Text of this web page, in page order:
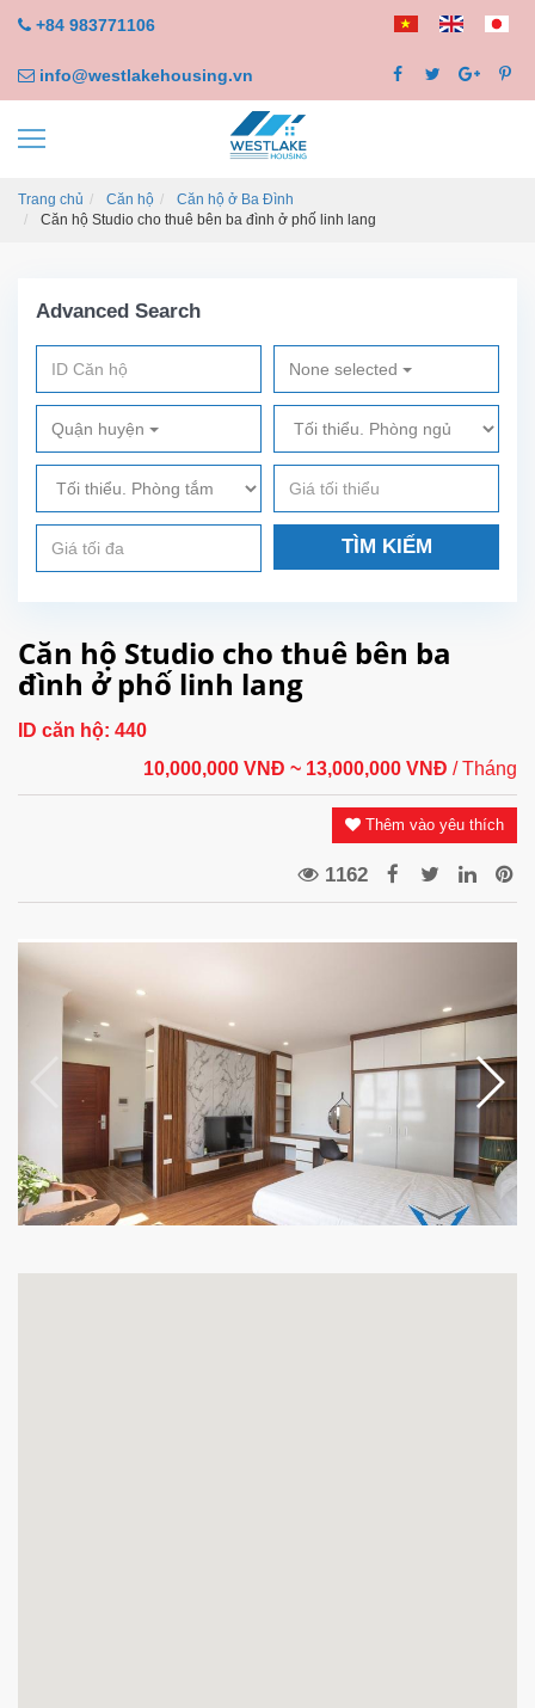
+84 983771106
info@westlakehousing.vn
Trang chủ Căn hộ
Căn hộ ở Ba Đình
Căn hộ Studio cho thuê bên ba đình ở phố linh lang
Advanced Search
None selected
Quận huyện
TÌM KIẾM
Căn hộ Studio cho thuê bên ba
đình ở phố linh lang
ID căn hộ: 440
10,000,000 VNĐ ~ 13,000,000 VNĐ / Tháng
Thêm vào yêu thích
1162